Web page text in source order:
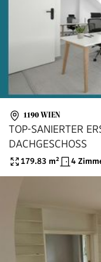
1190 WIEN
TOP-SANIERTER
DACHGESCHOSS
179.83 m² 4